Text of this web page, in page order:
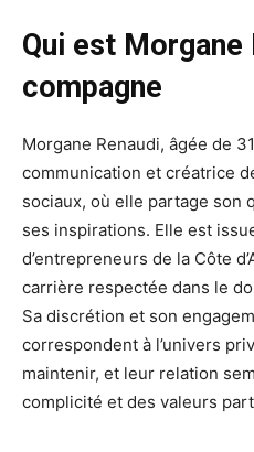
Qui est Morgane
compagne
Morgane Renaudi, âgée de
communication et créatrice
sociaux, où elle partage son
ses inspirations. Elle est
d’entrepreneurs de la Côte
carrière respectée dans le
Sa discrétion et son
correspondent à l’univers
maintenir, et leur relation
complicité et des valeurs